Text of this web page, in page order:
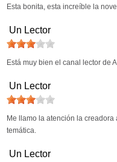
Esta bonita, esta increíble la
Un Lector
Está muy bien el canal lector de
Un Lector
Me llamo la atención la
temática.
Un Lector